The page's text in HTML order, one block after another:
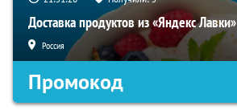
Доставка продуктов из «Яндекс Лавки»
Россия
Промокод